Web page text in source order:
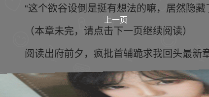
“这个欲谷设倒是挺有想法的嘛，居然隐
（本章未完，请点击下一页继续阅读）
阅读出府前夕，疯批首辅跪求我回头最新
上一页